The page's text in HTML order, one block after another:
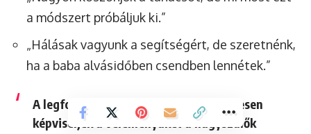
a módszert próbáljuk ki.”
„Hálásak vagyunk a segítségért, de szeretnénk,
ha a baba alvásidőben csendben lennétek.”
A legfontosabb, hogy a szülők egységesen
képviseljék a véleményüket a nagyszülők